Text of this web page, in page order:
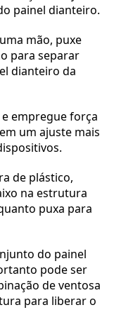
painel dianteiro.
mão, puxe
para separar
dianteiro da
empregue força
um ajuste mais
de plástico,
na estrutura
puxa para
do painel
pode ser
de ventosa
para liberar o